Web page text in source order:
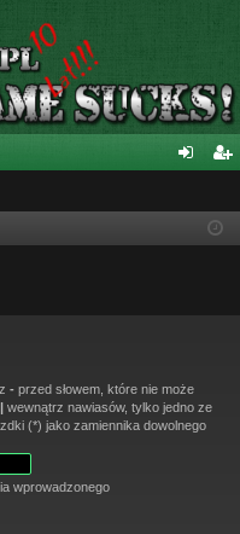
ej
- przed słowem, które nie może
wewnątrz nawiasów, tylko jedno ze
(*) jako zamiennika dowolnego
wprowadzonego